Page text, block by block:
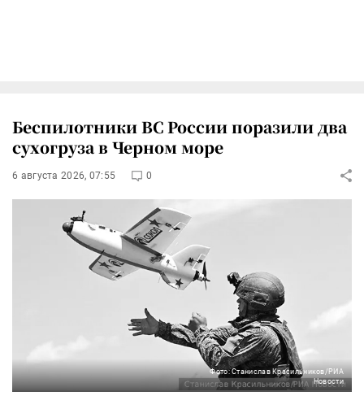
Беспилотники ВС России поразили два
сухогруза в Черном море
6 августа 2026, 07:55 0
Фото: Станислав Красильников/РИА
Новости